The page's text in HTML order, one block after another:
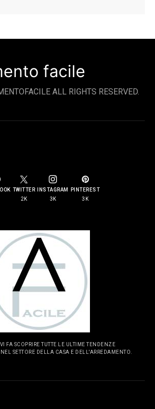
facile
ALL RIGHTS RESERVED.
TWITTER
2K
INSTAGRAM
3K
PINTEREST
3K
FA SCOPRIRE TUTTE LE ULTIME TENDENZE
SETTORE DELLA CASA E DELL'ARREDAMENTO.